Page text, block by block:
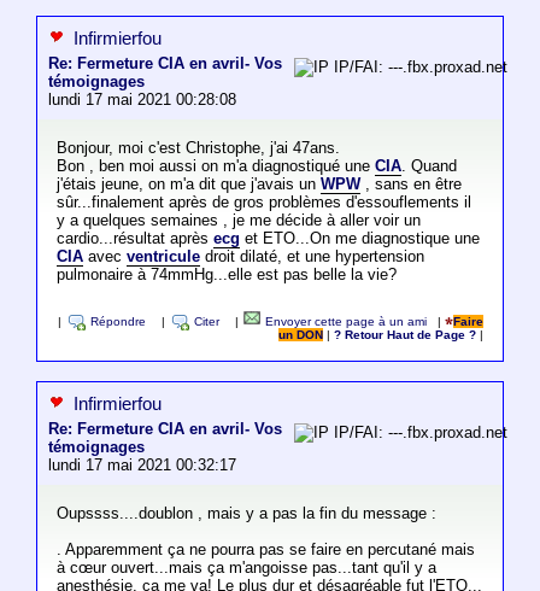
Infirmierfou
Re: Fermeture CIA en avril- Vos
témoignages
lundi 17 mai 2021 00:28:08
IP/FAI: ---.fbx.proxad.net
Bonjour, moi c'est Christophe, j'ai 47ans.
Bon , ben moi aussi on m'a diagnostiqué une CIA. Quand
j'étais jeune, on m'a dit que j'avais un WPW, sans en être
sûr...finalement après de gros problèmes d'essouflements il
y a quelques semaines , je me décide à aller voir un
cardio...résultat après ecg et ETO...On me diagnostique une
CIAavec ventriculedroit dilaté, et une hypertension
pulmonaire à 74mmHg...elle est pas belle la vie?
Répondre Citer Envoyer cette page à un ami |
Faire
un DON
|? Retour Haut de Page ?
Infirmierfou
Re: Fermeture CIA en avril- Vos
témoignages
lundi 17 mai 2021 00:32:17
IP/FAI: ---.fbx.proxad.net
Oupssss....doublon , mais y a pas la fin du message :
. Apparemment ça ne pourra pas se faire en percutané mais
à cœur ouvert...mais ça m'angoisse pas...tant qu'il y a
anesthésie, ça me va! Le plus dur et désagréable fut l'ETO...